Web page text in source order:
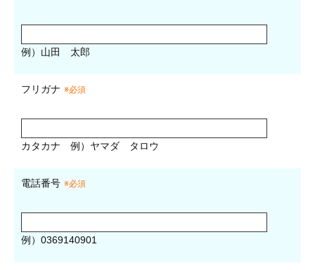
例）山田 太郎
フリガナ ※必須
カタカナ 例）ヤマダ タロウ
電話番号 ※必須
例）0369140901